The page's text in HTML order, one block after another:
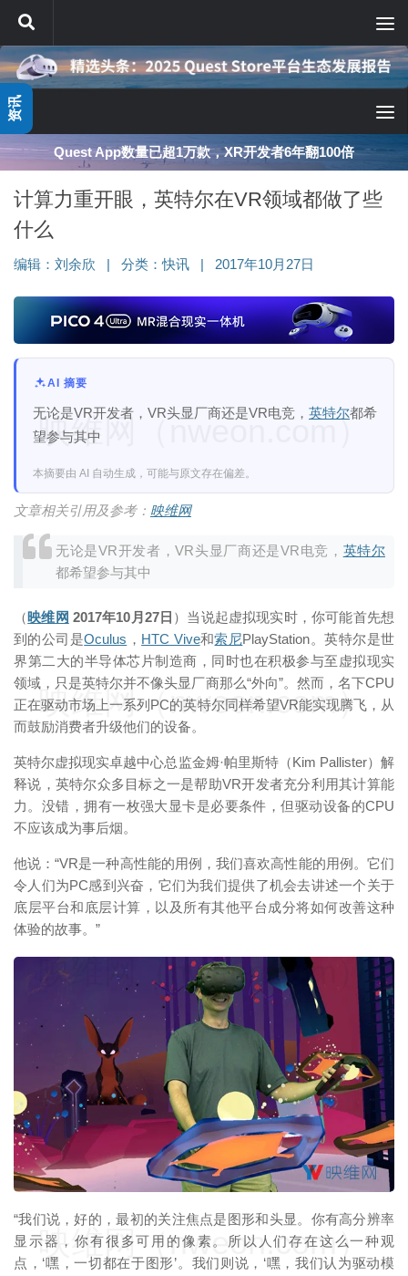
跳至内容
深度分享：AI智能眼镜的现实困境与严峻出路
计算力重开眼，英特尔在VR领域都做了些
什么
编辑： 刘余欣 分类：快讯 2017年10月27日
AI 摘要
无论是VR开发者，VR头显厂商还是VR电竞， 英特尔都希
望参与其中
本摘要由 AI 自动生成，可能与原文存在偏差。
文章相关引用及参考： 映维网
无论是VR开发者，VR头显厂商还是VR电竞， 英特尔
都希望参与其中
（映维网 2017年10月27日 ）当说起虚拟现实时，你可能首先想
到的公司是Oculus ， HTC Vive和索尼PlayStation。英特尔是世
界第二大的半导体芯片制造商，同时也在积极参与至虚拟现实
领域，只是英特尔并不像头显厂商那么“外向”。然而，名下CPU
正在驱动市场上一系列PC的英特尔同样希望VR能实现腾飞，从
而鼓励消费者升级他们的设备。
英特尔虚拟现实卓越中心总监金姆·帕里斯特（Kim Pallister）解
释说，英特尔众多目标之一是帮助VR开发者充分利用其计算能
力。没错，拥有一枚强大显卡是必要条件，但驱动设备的CPU
不应该成为事后烟。
他说：“VR是一种高性能的用例，我们喜欢高性能的用例。它们
令人们为PC感到兴奋，它们为我们提供了机会去讲述一个关于
底层平台和底层计算，以及所有其他平台成分将如何改善这种
体验的故事。”
“我们说，好的，最初的关注焦点是图形和头显。你有高分辨率
显示器，你有很多可用的像素。所以人们存在这么一种观
点，‘嘿，一切都在于图形’。我们则说，‘嘿，我们认为驱动模
映维网（nweon.com）
映维网（nweon.com）
映维网（nweon.com）
映维网（nweon.com）
资讯